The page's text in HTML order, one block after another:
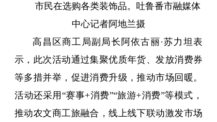
市民在选购各类装饰品。吐鲁番市融媒体
中心记者阿地兰摄
高昌区商工局副局长阿依古丽·苏力坦表
示，此次活动通过集聚优质年货、发放消费券
等多措并举，促进消费升级，推动市场回暖。
活动还采用“赛事+消费”“旅游+消费”等模式，
推动农文商工旅融合，线上线下联动激发市场